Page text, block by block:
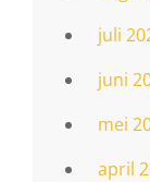
juli
juni
mei
april